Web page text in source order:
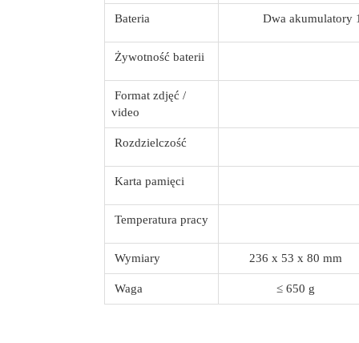
Bateria Dwa akumulatory
Żywotność baterii
Format zdjęć /
video
Rozdzielczość
Karta pamięci
Temperatura pracy
Wymiary 236 x 53 x 80 mm
Waga ≤ 650 g